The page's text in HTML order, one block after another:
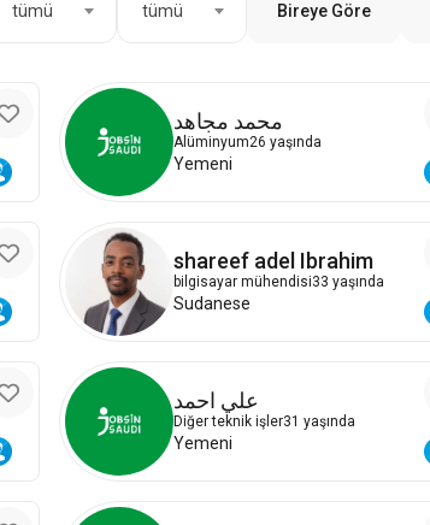
tümü
tümü
Bireye Göre
محمد مجاهد
Alüminyum26 yaşında
Yemeni
shareef adel Ibrahim
bilgisayar mühendisi33 yaşında
Sudanese
علي احمد
Diğer teknik işler31 yaşında
Yemeni